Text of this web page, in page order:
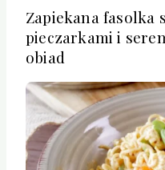
Zapiekana fasolka
pieczarkami i
obiad